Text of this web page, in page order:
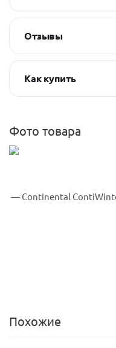
Отзывы
Как купить
Фото товара
Похожие